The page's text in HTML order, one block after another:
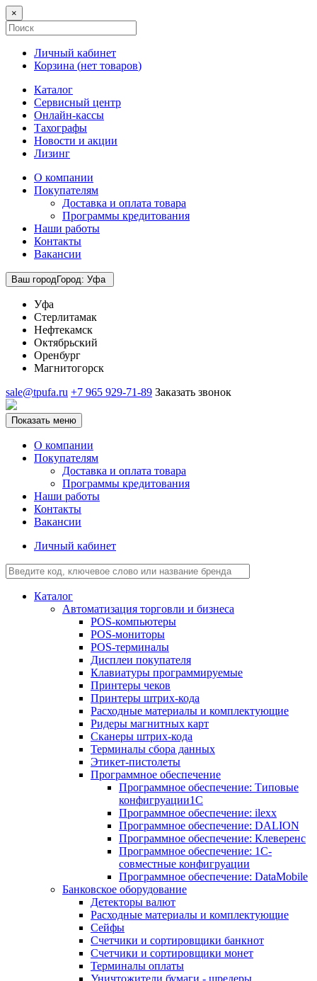
×
Личный кабинет
Корзина (нет товаров)
Каталог
Сервисный центр
Онлайн-кассы
Тахографы
Новости и акции
Лизинг
О компании
Покупателям
Доставка и оплата товара
Программы кредитования
Наши работы
Контакты
Вакансии
Ваш городГород: Уфа
Уфа
Стерлитамак
Нефтекамск
Октябрьский
Оренбург
Магнитогорск
sale@tpufa.ru +7 965 929-71-89 Заказать звонок
Показать меню
О компании
Покупателям
Доставка и оплата товара
Программы кредитования
Наши работы
Контакты
Вакансии
Личный кабинет
Каталог
Автоматизация торговли и бизнеса
POS-компьютеры
POS-мониторы
POS-терминалы
Дисплеи покупателя
Клавиатуры программируемые
Принтеры чеков
Принтеры штрих-кода
Расходные материалы и комплектующие
Ридеры магнитных карт
Сканеры штрих-кода
Терминалы сбора данных
Этикет-пистолеты
Программное обеспечение
Программное обеспечение: Типовые
конфигруации1С
Программное обеспечение: ilexx
Программное обеспечение: DALION
Программное обеспечение: Клеверенс
Программное обеспечение: 1С-
совместные конфигруации
Программное обеспечение: DataMobile
Банковское оборудование
Детекторы валют
Расходные материалы и комплектующие
Сейфы
Счетчики и сортировщики банкнот
Счетчики и сортировщики монет
Терминалы оплаты
Уничтожители бумаги - шредеры